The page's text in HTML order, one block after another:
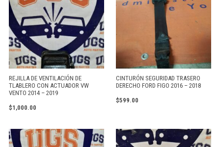
REJILLA DE VENTILACIÓN DE
TLABLERO CON ACTUADOR VW
VENTO 2014 – 2019
$1,000.00
CINTURÓN SEGURIDAD TRASERO
DERECHO FORD FIGO 2016 – 2018
$599.00